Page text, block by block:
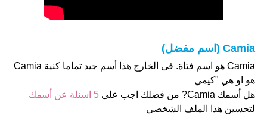
Camia (اسم مفضل)
Camia هو اسم فتاة. فى الخارج هذا أسم جيد تماما كنية Camia
هو او هي "كيمي
هل أسمك Camia? من فضلك اجب على
5 اسئلة عن أسمك
لتحسين هذا الملف الشخصي